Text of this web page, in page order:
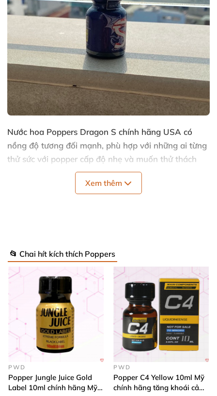
Nước hoa Poppers Dragon S chính hãng USA có
nồng độ tương đối mạnh, phù hợp với những ai từng
thử sức với popper cấp độ nhẹ và muốn thử thách
những "phiên bản nặng đô” hơn
đã từng sử dụng qua popper
Xem thêm
📂 Chai hít kích thích Poppers
PWD
Popper Jungle Juice Gold
Label 10ml chính hãng Mỹ
PWD
Popper C4 Yellow 10ml Mỹ
chính hãng tăng khoái cảm